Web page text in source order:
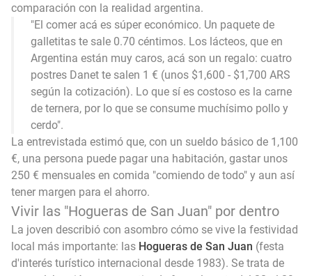
comparación con la realidad argentina.
"El comer acá es súper económico. Un paquete de
galletitas te sale 0.70 céntimos. Los lácteos, que en
Argentina están muy caros, acá son un regalo: cuatro
postres Danet te salen 1 € (unos $1,600 - $1,700 ARS
según la cotización). Lo que sí es costoso es la carne
de ternera, por lo que se consume muchísimo pollo y
cerdo".
La entrevistada estimó que, con un sueldo básico de 1,100
€, una persona puede pagar una habitación, gastar unos
250 € mensuales en comida "comiendo de todo" y aun así
tener margen para el ahorro.
Vivir las "Hogueras de San Juan" por dentro
La joven describió con asombro cómo se vive la festividad
local más importante: las Hogueras de San Juan (festa
d'interés turístico internacional desde 1983). Se trata de